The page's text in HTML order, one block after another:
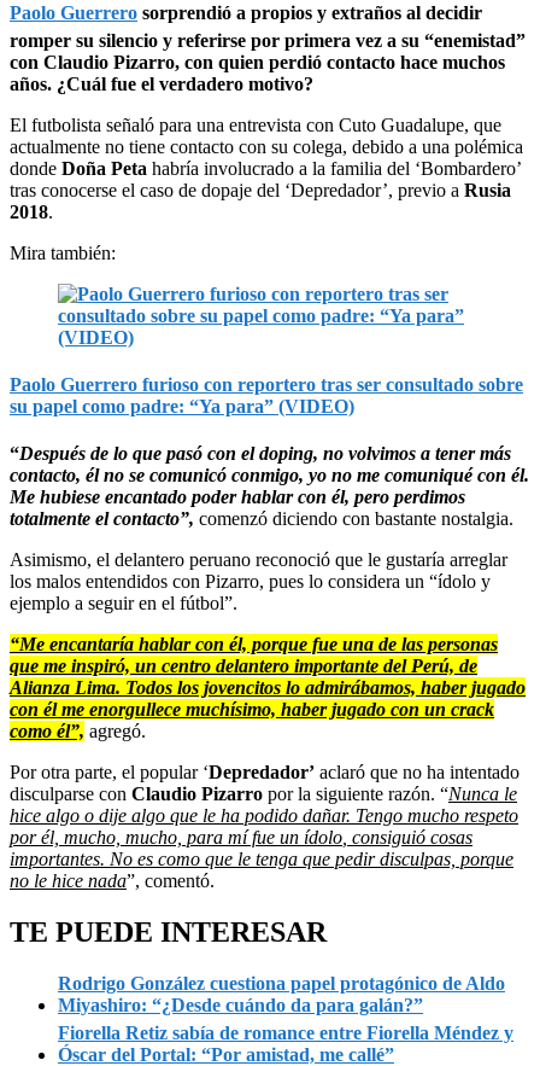
Paolo Guerrero sorprendió a propios y extraños al decidir
romper su silencio y referirse por primera vez a su “enemistad”
con Claudio Pizarro, con quien perdió contacto hace muchos
años. ¿Cuál fue el verdadero motivo?
El futbolista señaló para una entrevista con Cuto Guadalupe, que
actualmente no tiene contacto con su colega, debido a una polémica
donde Doña Peta habría involucrado a la familia del ‘Bombardero’
tras conocerse el caso de dopaje del ‘Depredador’, previo a Rusia
2018.
Mira también:
Paolo Guerrero furioso con reportero tras ser consultado sobre
su papel como padre: “Ya para” (VIDEO)
“Después de lo que pasó con el doping, no volvimos a tener más
contacto, él no se comunicó conmigo, yo no me comuniqué con él.
Me hubiese encantado poder hablar con él, pero perdimos
totalmente el contacto”, comenzó diciendo con bastante nostalgia.
Asimismo, el delantero peruano reconoció que le gustaría arreglar
los malos entendidos con Pizarro, pues lo considera un “ídolo y
ejemplo a seguir en el fútbol”.
“Me encantaría hablar con él, porque fue una de las personas
que me inspiró, un centro delantero importante del Perú, de
Alianza Lima. Todos los jovencitos lo admirábamos, haber jugado
con él me enorgullece muchísimo, haber jugado con un crack
como él”, agregó.
Por otra parte, el popular ‘Depredador’ aclaró que no ha intentado
disculparse con Claudio Pizarro por la siguiente razón. “Nunca le
hice algo o dije algo que le ha podido dañar. Tengo mucho respeto
por él, mucho, mucho, para mí fue un ídolo , consiguió cosas
importantes. No es como que le tenga que pedir disculpas, porque
no le hice nada”, comentó.
TE PUEDE INTERESAR
Rodrigo González cuestiona papel protagónico de Aldo
Miyashiro: “¿Desde cuándo da para galán?”
Fiorella Retiz sabía de romance entre Fiorella Méndez y
Óscar del Portal: “Por amistad, me callé”